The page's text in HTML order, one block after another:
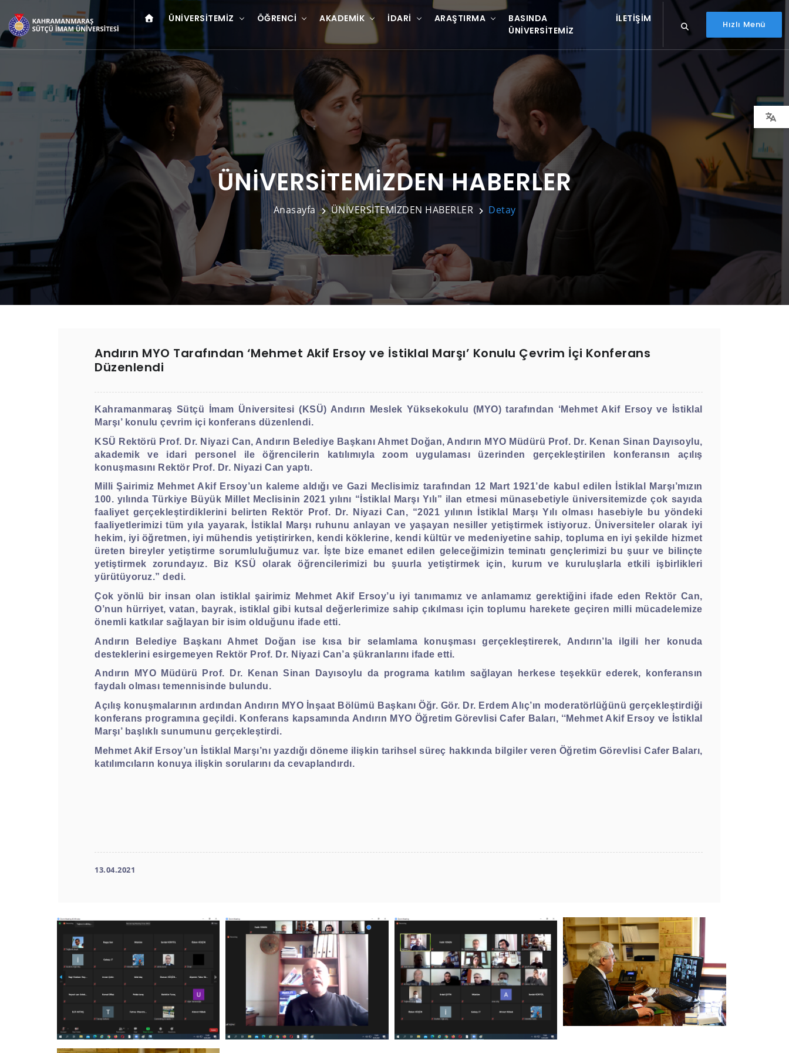
ÜNIVERSITEMIZ ÖĞRENCI AKADEMIK İDARI ARAŞTIRMA
BASINDA
ÜNIVERSITEMIZ
İLETIŞIM
Hızlı Menü
ÜNİVERSİTEMİZDEN HABERLER
Anasayfa ÜNİVERSİTEMİZDEN HABERLER Detay
Andırın MYO Tarafından ‘Mehmet Akif Ersoy ve İstiklal Marşı’ Konulu Çevrim İçi Konferans
Düzenlendi
Kahramanmaraş Sütçü İmam Üniversitesi (KSÜ) Andırın Meslek Yüksekokulu (MYO) tarafından ‘Mehmet Akif Ersoy ve İstiklal
Marşı’ konulu çevrim içi konferans düzenlendi.
KSÜ Rektörü Prof. Dr. Niyazi Can, Andırın Belediye Başkanı Ahmet Doğan, Andırın MYO Müdürü Prof. Dr. Kenan Sinan Dayısoylu,
akademik ve idari personel ile öğrencilerin katılımıyla zoom uygulaması üzerinden gerçekleştirilen konferansın açılış
konuşmasını Rektör Prof. Dr. Niyazi Can yaptı.
Milli Şairimiz Mehmet Akif Ersoy’un kaleme aldığı ve Gazi Meclisimiz tarafından 12 Mart 1921’de kabul edilen İstiklal Marşı’mızın
100. yılında Türkiye Büyük Millet Meclisinin 2021 yılını “İstiklal Marşı Yılı” ilan etmesi münasebetiyle üniversitemizde çok sayıda
faaliyet gerçekleştirdiklerini belirten Rektör Prof. Dr. Niyazi Can, “2021 yılının İstiklal Marşı Yılı olması hasebiyle bu yöndeki
faaliyetlerimizi tüm yıla yayarak, İstiklal Marşı ruhunu anlayan ve yaşayan nesiller yetiştirmek istiyoruz. Üniversiteler olarak iyi
hekim, iyi öğretmen, iyi mühendis yetiştirirken, kendi köklerine, kendi kültür ve medeniyetine sahip, topluma en iyi şekilde hizmet
üreten bireyler yetiştirme sorumluluğumuz var. İşte bize emanet edilen geleceğimizin teminatı gençlerimizi bu şuur ve bilinçte
yetiştirmek zorundayız. Biz KSÜ olarak öğrencilerimizi bu şuurla yetiştirmek için, kurum ve kuruluşlarla etkili işbirlikleri
yürütüyoruz.” dedi.
Çok yönlü bir insan olan istiklal şairimiz Mehmet Akif Ersoy’u iyi tanımamız ve anlamamız gerektiğini ifade eden Rektör Can,
O’nun hürriyet, vatan, bayrak, istiklal gibi kutsal değerlerimize sahip çıkılması için toplumu harekete geçiren milli mücadelemize
önemli katkılar sağlayan bir isim olduğunu ifade etti.
Andırın Belediye Başkanı Ahmet Doğan ise kısa bir selamlama konuşması gerçekleştirerek, Andırın’la ilgili her konuda
desteklerini esirgemeyen Rektör Prof. Dr. Niyazi Can’a şükranlarını ifade etti.
Andırın MYO Müdürü Prof. Dr. Kenan Sinan Dayısoylu da programa katılım sağlayan herkese teşekkür ederek, konferansın
faydalı olması temennisinde bulundu.
Açılış konuşmalarının ardından Andırın MYO İnşaat Bölümü Başkanı Öğr. Gör. Dr. Erdem Alıç’ın moderatörlüğünü gerçekleştirdiği
konferans programına geçildi. Konferans kapsamında Andırın MYO Öğretim Görevlisi Cafer Baları, ‘‘Mehmet Akif Ersoy ve İstiklal
Marşı’ başlıklı sunumunu gerçekleştirdi.
Mehmet Akif Ersoy’un İstiklal Marşı’nı yazdığı döneme ilişkin tarihsel süreç hakkında bilgiler veren Öğretim Görevlisi Cafer Baları,
katılımcıların konuya ilişkin sorularını da cevaplandırdı.
13.04.2021